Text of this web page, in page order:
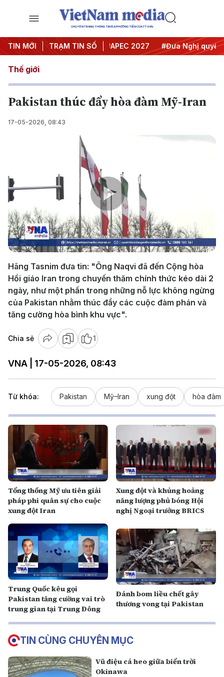
CHUYÊN TRANG THÔNG TIN ĐA PHƯƠNG TIỆN CỦA TTXVN
TIN MỚI TRẠM TIN SỐ
nghị Trung ương 3 #APEC 2027 #Đưa Nghị quyết
Thế giới
Pakistan thúc đẩy hòa đàm Mỹ-Iran
17-05-2026, 08:43
Play
Video
Hãng Tasnim đưa tin: "Ông Naqvi đã đến Cộng hòa
Hồi giáo Iran trong chuyến thăm chính thức kéo dài 2
ngày, như một phần trong những nỗ lực không ngừng
của Pakistan nhằm thúc đẩy các cuộc đàm phán và
tăng cường hòa bình khu vực".
Chia sẻ 1
VNA | 17-05-2026, 08:43
Từ khóa: Pakistan Mỹ–Iran xung đột hòa đàm
Tổng thống Mỹ ưu tiên giải
pháp phi quân sự cho cuộc
xung đột Iran
Xung đột và khủng hoảng
năng lượng phủ bóng Hội
nghị Ngoại trưởng BRICS
Trung Quốc kêu gọi
Pakistan tăng cường vai trò
trung gian tại Trung Đông
Đánh bom liều chết gây
thương vong tại Pakistan
TIN CÙNG CHUYÊN MỤC
Vũ điệu cá heo giữa biển trời
Okinawa